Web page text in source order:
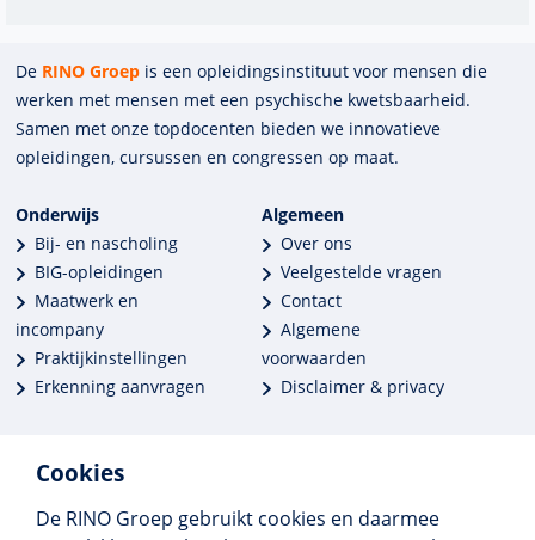
Cookies
De RINO Groep gebruikt cookies en daarmee
De RINO Groep is een opleidings­insti­tuut voor mensen die
werken met mensen met een psychische kwets­baar­heid.
Samen met onze top­docenten bieden we innova­tieve
opleidingen, cursussen en congres­sen op maat.
Onderwijs
Bij- en nascholing
BIG-opleidingen
Maatwerk en
incompany
Praktijkinstellingen
Erkenning aanvragen
Algemeen
Over ons
Veelgestelde vragen
Contact
Algemene
voorwaarden
Disclaimer & privacy
Meer dan 250 opleidingen